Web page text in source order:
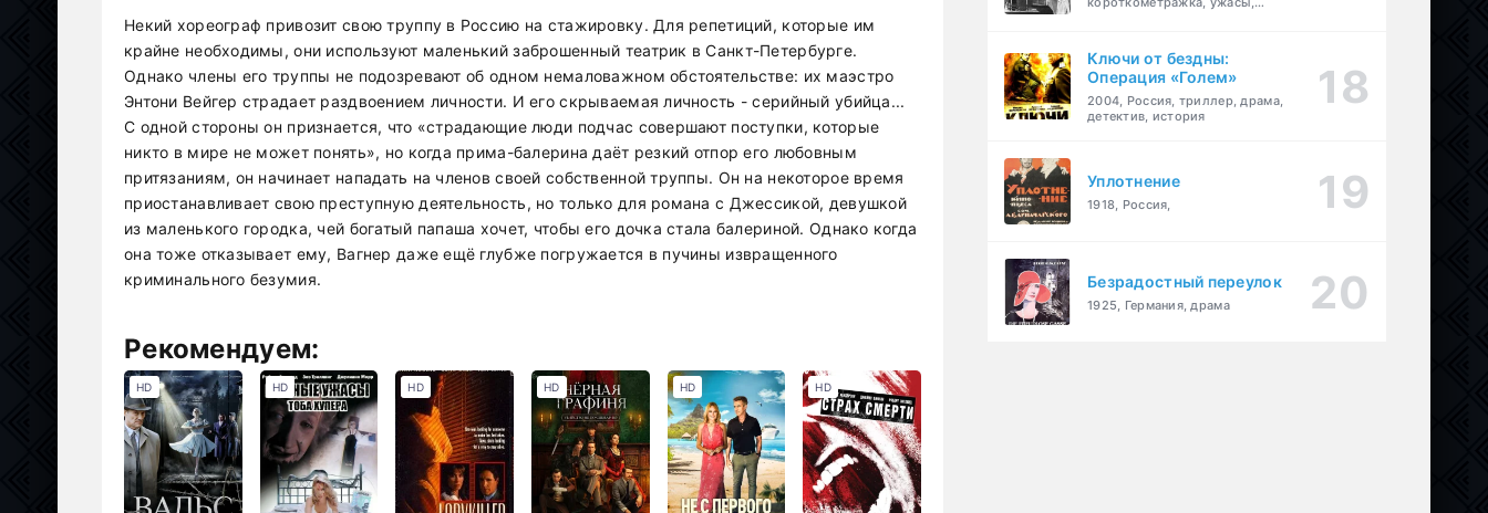
Некий хореограф привозит свою труппу в Россию на стажировку. Для репетиций, которые им
крайне необходимы, они используют маленький заброшенный театрик в Санкт-Петербурге.
Однако члены его труппы не подозревают об одном немаловажном обстоятельстве: их маэстро
Энтони Вейгер страдает раздвоением личности. И его скрываемая личность - серийный убийца...
С одной стороны он признается, что «страдающие люди подчас совершают поступки, которые
никто в мире не может понять», но когда прима-балерина даёт резкий отпор его любовным
притязаниям, он начинает нападать на членов своей собственной труппы. Он на некоторое время
приостанавливает свою преступную деятельность, но только для романа с Джессикой, девушкой
из маленького городка, чей богатый папаша хочет, чтобы его дочка стала балериной. Однако когда
она тоже отказывает ему, Вагнер даже ещё глубже погружается в пучины извращенного
криминального безумия.
Рекомендуем:
HD HD HD HD HD HD
Ключи от бездны:
Операция «Голем»
2004, Россия, триллер, драма,
детектив, история
Уплотнение
1918, Россия,
Безрадостный переулок
1925, Германия, драма